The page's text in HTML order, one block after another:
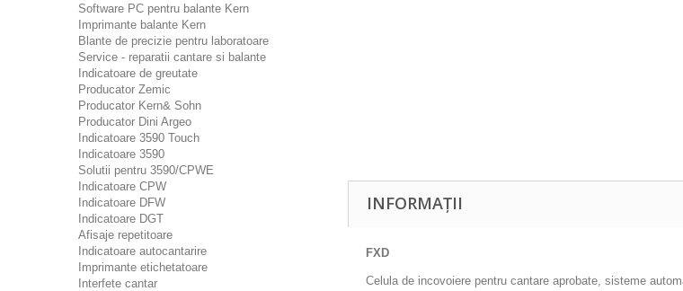
Software PC pentru balante Kern
Imprimante balante Kern
Blante de precizie pentru laboratoare
Service - reparatii cantare si balante
Indicatoare de greutate
Producator Zemic
Producator Kern& Sohn
Producator Dini Argeo
Indicatoare 3590 Touch
Indicatoare 3590
Solutii pentru 3590/CPWE
Indicatoare CPW
Indicatoare DFW
Indicatoare DGT
Afisaje repetitoare
Indicatoare autocantarire
Imprimante etichetatoare
Interfete cantar
INFORMAȚII
FXD
Celula de incovoiere pentru cantare aprobate, sisteme